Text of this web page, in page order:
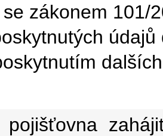
zákonem 101/
pojišťovna